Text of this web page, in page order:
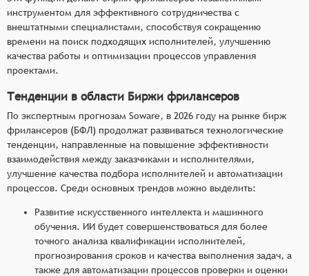
инструментом для эффективного сотрудничества с
внештатными специалистами, способствуя сокращению
времени на поиск подходящих исполнителей, улучшению
качества работы и оптимизации процессов управления
проектами.
Тенденции в области Биржи фрилансеров
По экспертным прогнозам Soware, в 2026 году на рынке бирж
фрилансеров (БФЛ) продолжат развиваться технологические
тенденции, направленные на повышение эффективности
взаимодействия между заказчиками и исполнителями,
улучшение качества подбора исполнителей и автоматизации
процессов. Среди основных трендов можно выделить:
Развитие искусственного интеллекта и машинного
обучения. ИИ будет совершенствоваться для более
точного анализа квалификации исполнителей,
прогнозирования сроков и качества выполнения задач, а
также для автоматизации процессов проверки и оценки